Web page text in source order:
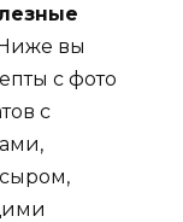
вы
с фото
с